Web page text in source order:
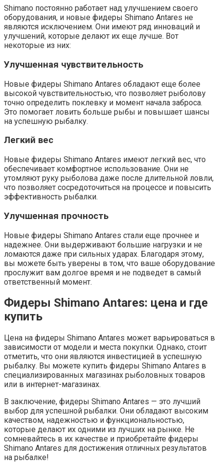
Shimano постоянно работает над улучшением своего
оборудования, и новые фидеры Shimano Antares не
являются исключением. Они имеют ряд инноваций и
улучшений, которые делают их еще лучше. Вот
некоторые из них:
Улучшенная чувствительность
Новые фидеры Shimano Antares обладают еще более
высокой чувствительностью, что позволяет рыболову
точно определить поклевку и момент начала заброса.
Это помогает ловить больше рыбы и повышает шансы
на успешную рыбалку.
Легкий вес
Новые фидеры Shimano Antares имеют легкий вес, что
обеспечивает комфортное использование. Они не
утомляют руку рыболова даже после длительной ловли,
что позволяет сосредоточиться на процессе и повысить
эффективность рыбалки.
Улучшенная прочность
Новые фидеры Shimano Antares стали еще прочнее и
надежнее. Они выдерживают большие нагрузки и не
ломаются даже при сильных ударах. Благодаря этому,
вы можете быть уверены в том, что ваше оборудование
прослужит вам долгое время и не подведет в самый
ответственный момент.
Фидеры Shimano Antares: цена и где
купить
Цена на фидеры Shimano Antares может варьироваться в
зависимости от модели и места покупки. Однако, стоит
отметить, что они являются инвестицией в успешную
рыбалку. Вы можете купить фидеры Shimano Antares в
специализированных магазинах рыболовных товаров
или в интернет-магазинах.
В заключение, фидеры Shimano Antares — это лучший
выбор для успешной рыбалки. Они обладают высоким
качеством, надежностью и функциональностью,
которые делают их одними из лучших на рынке. Не
сомневайтесь в их качестве и приобретайте фидеры
Shimano Antares для достижения отличных результатов
на рыбалке!